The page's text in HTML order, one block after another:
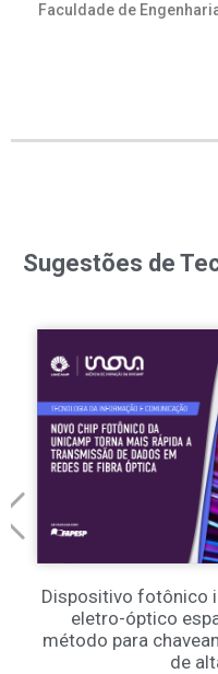
Faculdade de
Sugestões de
Dispositivo fotônico
eletro-óptico
método para
de